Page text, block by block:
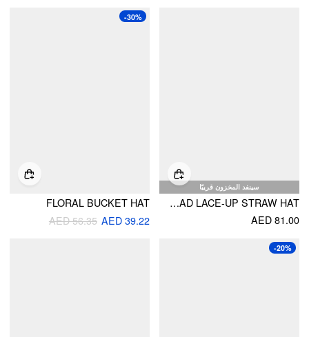
سينفد المخزون قريبًا
COLORFUL BEAD LACE-UP STRAW HAT
AED 81.00
-30%
FLORAL BUCKET HAT
AED 39.22
AED 56.35
-20%